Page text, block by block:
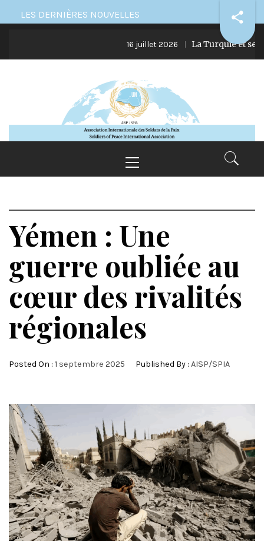
Skip
to
LES DERNIÈRES NOUVELLES
16 juillet 2026 La Turquie et ses
Menu
Yémen : Une
guerre oubliée au
cœur des rivalités
régionales
Posted On : 1 septembre 2025 Published By : AISP/SPIA